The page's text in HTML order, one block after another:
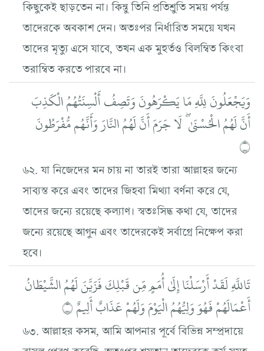
কিছুকেই ছাড়তেন না। কিন্তু তিনি প্রতিশ্রুতি সময় পর্যন্ত
তাদেরকে অবকাশ দেন। অতঃপর নির্ধারিত সময়ে যখন
তাদের মৃত্যু এসে যাবে, তখন এক মুহুর্তও বিলম্বিত কিংবা
তরাম্বিত করতে পারবে না।
وَيَجْعَلُونَ لِلَّهِ مَا يَكْرَهُونَ وَتَصِفُ أَلْسِنَتُهُمُ الْكَذِبَ
أَنَّ لَهُمُ الْحُسْنَىٰ ۖ لَا جَرَمَ أَنَّ لَهُمُ النَّارَ وَأَنَّهُم مُّفْرَطُونَ
۝
৬২. যা নিজেদের মন চায় না তারই তারা আল্লাহর জন্যে
সাব্যস্ত করে এবং তাদের জিহবা মিথ্যা বর্ণনা করে যে,
তাদের জন্যে রয়েছে কল্যাণ। স্বতঃসিদ্ধ কথা যে, তাদের
জন্যে রয়েছে আগুন এবং তাদেরকেই সর্বাগ্রে নিক্ষেপ করা
হবে।
تَاللَّهِ لَقَدْ أَرْسَلْنَا إِلَىٰ أُمَمٍ مِّن قَبْلِكَ فَزَيَّنَ لَهُمُ الشَّيْطَانُ
أَعْمَالَهُمْ فَهُوَ وَلِيُّهُمُ الْيَوْمَ وَلَهُمْ عَذَابٌ أَلِيمٌ ۝
৬৩. আল্লাহর কসম, আমি আপনার পূর্বে বিভিন্ন সম্প্রদায়ে
রাসূল প্রেরণ করেছি, অতঃপর শয়তান তাদেরকে কর্ম সমূহ